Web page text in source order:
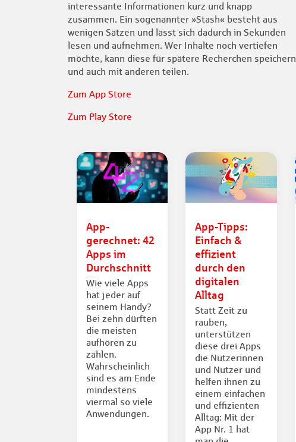
interessante Informationen kurz und knapp
zusammen. Ein sogenannter »Stash« besteht aus
wenigen Sätzen und lässt sich dadurch in Sekunden
lesen und aufnehmen. Wer Inhalte noch vertiefen
möchte, kann diese für spätere Recherchen speichern
und auch mit anderen teilen.
Zum App Store
Zum Play Store
App-
gerechnet: 42
Apps im
Durchschnitt
Wie viele Apps
hat jeder auf
seinem Handy?
Bei zehn dürften
die meisten
aufhören zu
zählen.
Wahrscheinlich
sind es am Ende
mindestens
viermal so viele
Anwendungen.
App-Tipps:
Einfach &
effizient
durch den
digitalen
Alltag
Statt Zeit zu
rauben,
unterstützen
diese drei Apps
die Nutzerinnen
und Nutzer und
helfen ihnen zu
einem einfachen
und effizienten
Alltag: Mit der
App Nr. 1 hat